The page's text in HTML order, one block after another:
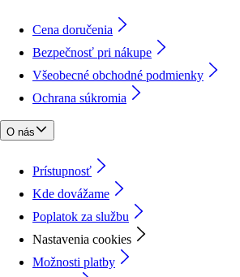
Cena doručenia
Bezpečnosť pri nákupe
Všeobecné obchodné podmienky
Ochrana súkromia
O nás
Prístupnosť
Kde dovážame
Poplatok za službu
Nastavenia cookies
Možnosti platby